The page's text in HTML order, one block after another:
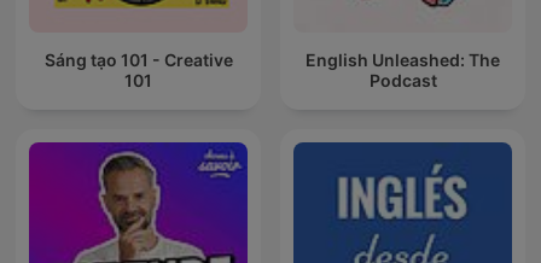
Sáng tạo 101 - Creative
101
English Unleashed: The
Podcast